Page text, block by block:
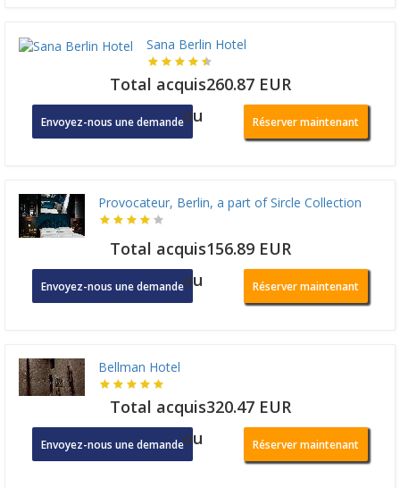
Sana Berlin Hotel
Total acquis260.87 EUR
Envoyez-nous une demandeou Réserver maintenant
Provocateur, Berlin, a part of Sircle Collection
Total acquis156.89 EUR
Envoyez-nous une demandeou Réserver maintenant
Bellman Hotel
Total acquis320.47 EUR
Envoyez-nous une demandeou Réserver maintenant